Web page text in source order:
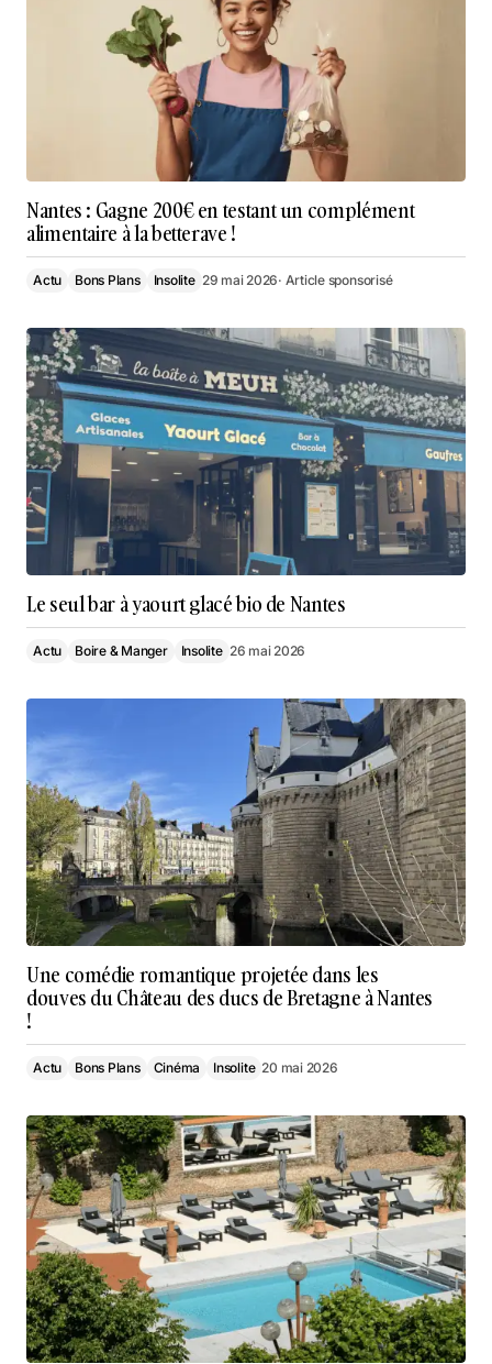
Nantes : Gagne 200€ en testant un complément
alimentaire à la betterave !
Actu Bons Plans Insolite 29 mai 2026· Article sponsorisé
Le seul bar à yaourt glacé bio de Nantes
Actu Boire & Manger Insolite 26 mai 2026
Une comédie romantique projetée dans les
douves du Château des ducs de Bretagne à Nantes
!
Actu Bons Plans Cinéma Insolite 20 mai 2026